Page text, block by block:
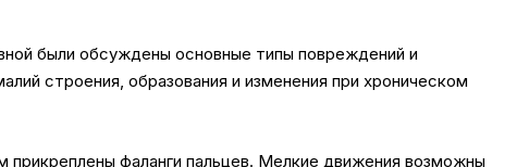
были обсуждены основные типы повреждений и
строения, образования и изменения при хроническом
фаланги пальцев. Мелкие движения возможны